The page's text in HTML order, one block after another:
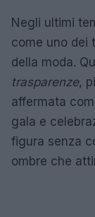
Negli ultimi
come uno dei
della moda.
trasparenze,
affermata
gala e
figura senza
ombre che